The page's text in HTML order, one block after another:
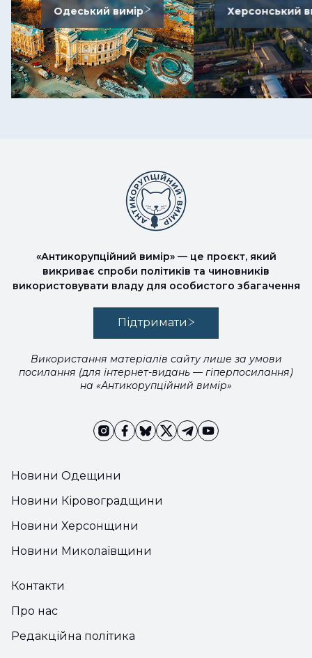
Одеський вимір Херсонський
Новини Одещини
Новини Кіровоградщини
Новини Херсонщини
Новини Миколаївщини
«Антикорупційний вимір» — це проєкт, який
викриває спроби політиків та чиновників
використовувати владу для особистого збагачення
Підтримати
Використання матеріалів сайту лише за умови
посилання (для інтернет-видань — гіперпосилання)
на «Антикорупційний вимір»
Контакти
Про нас
Редакційна політика